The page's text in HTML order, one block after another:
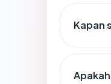
Kapan